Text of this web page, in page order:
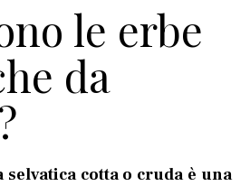
le erbe
da
selvatica cotta o cruda è una